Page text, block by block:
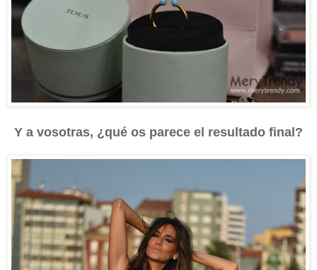
Y a vosotras, ¿qué os parece el resultado final?